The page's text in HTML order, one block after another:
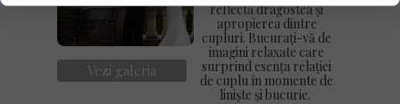
Vezi galeria
reflectă dragostea și
apropierea dintre
cupluri. Bucurați-vă de
imagini relaxate care
surprind esența relației
de cuplu în momente de
liniște și bucurie.